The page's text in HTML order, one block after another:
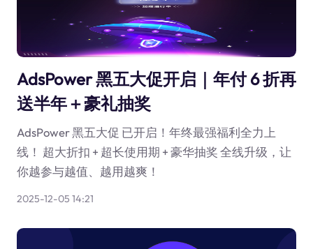
AdsPower 黑五大促开启｜年付 6 折再
送半年＋豪礼抽奖
AdsPower 黑五大促 已开启！年终最强福利全力上
线！ 超大折扣 + 超长使用期 + 豪华抽奖 全线升级，让
你越参与越值、越用越爽！
2025-12-05 14:21